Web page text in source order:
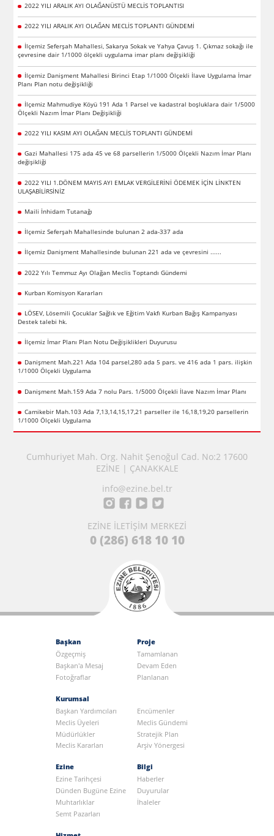
2022 YILI ARALIK AYI OLAĞANÜSTÜ MECLİS TOPLANTISI
2022 YILI ARALIK AYI OLAĞAN MECLİS TOPLANTI GÜNDEMİ
İlçemiz Seferşah Mahallesi, Sakarya Sokak ve Yahya Çavuş 1. Çıkmaz sokağı ile
çevresine dair 1/1000 ölçekli uygulama imar planı değişikliği
İlçemiz Danişment Mahallesi Birinci Etap 1/1000 Ölçekli İlave Uygulama İmar
Planı Plan notu değişikliği
İlçemiz Mahmudiye Köyü 191 Ada 1 Parsel ve kadastral boşluklara dair 1/5000
Ölçekli Nazım İmar Planı Değişikliği
2022 YILI KASIM AYI OLAĞAN MECLİS TOPLANTI GÜNDEMİ
Gazi Mahallesi 175 ada 45 ve 68 parsellerin 1/5000 Ölçekli Nazım İmar Planı
değişikliği
2022 YILI 1.DÖNEM MAYIS AYI EMLAK VERGİLERİNİ ÖDEMEK İÇİN LİNKTEN
ULAŞABİLİRSİNİZ
Maili İnhidam Tutanağı
İlçemiz Seferşah Mahallesinde bulunan 2 ada-337 ada
İlçemiz Danişment Mahallesinde bulunan 221 ada ve çevresini ......
2022 Yılı Temmuz Ayı Olağan Meclis Toptandı Gündemi
Kurban Komisyon Kararları
LÖSEV, Lösemili Çocuklar Sağlık ve Eğitim Vakfı Kurban Bağış Kampanyası
Destek talebi hk.
İlçemiz İmar Planı Plan Notu Değişiklikleri Duyurusu
Danişment Mah.221 Ada 104 parsel,280 ada 5 pars. ve 416 ada 1 pars. ilişkin
1/1000 Ölçekli Uygulama
Danişment Mah.159 Ada 7 nolu Pars. 1/5000 Ölçekli İlave Nazım İmar Planı
Camikebir Mah.103 Ada 7,13,14,15,17,21 parseller ile 16,18,19,20 parsellerin
1/1000 Ölçekli Uygulama
Cumhuriyet Mah. Org. Nahit Şenoğul Cad. No:2 17600
EZİNE | ÇANAKKALE
info@ezine.bel.tr
EZİNE İLETİŞİM MERKEZİ
0 (286) 618 10 10
Başkan
Özgeçmiş
Başkan'a Mesaj
Fotoğraflar
Proje
Tamamlanan
Devam Eden
Planlanan
Kurumsal
Başkan Yardımcıları
Encümenler
Meclis Üyeleri
Meclis Gündemi
Müdürlükler
Stratejik Plan
Meclis Kararları
Arşiv Yönergesi
Ezine
Ezine Tarihçesi
Dünden Bugüne Ezine
Muhtarlıklar
Semt Pazarları
Bilgi
Haberler
Duyurular
İhaleler